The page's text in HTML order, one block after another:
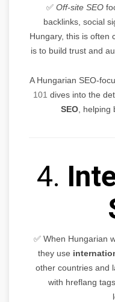
✅ Off-site SEO
backlinks, social
Hungary, this is often
is to build trust and
A Hungarian SEO-
101 dives into the
SEO, helping
4.
✅ When Hungarian
they use
other countries and
with hreflang